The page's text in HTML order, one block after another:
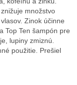
množstvo
Zinok účinne
Top Ten šampón pre
lupiny zmiznú.
použitie. Prešiel